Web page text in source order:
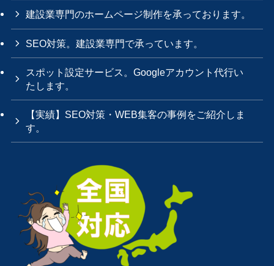
建設業専門のホームページ制作を承っております。
SEO対策。建設業専門で承っています。
スポット設定サービス。Googleアカウント代行い
たします。
【実績】SEO対策・WEB集客の事例をご紹介しま
す。